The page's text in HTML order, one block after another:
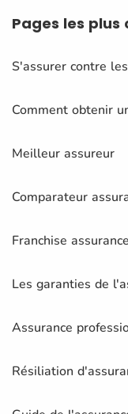
Pages les plus
S'assurer contre
Comment obtenir
Meilleur assureur
Comparateur
Franchise assurance
Les garanties de
Assurance
Résiliation